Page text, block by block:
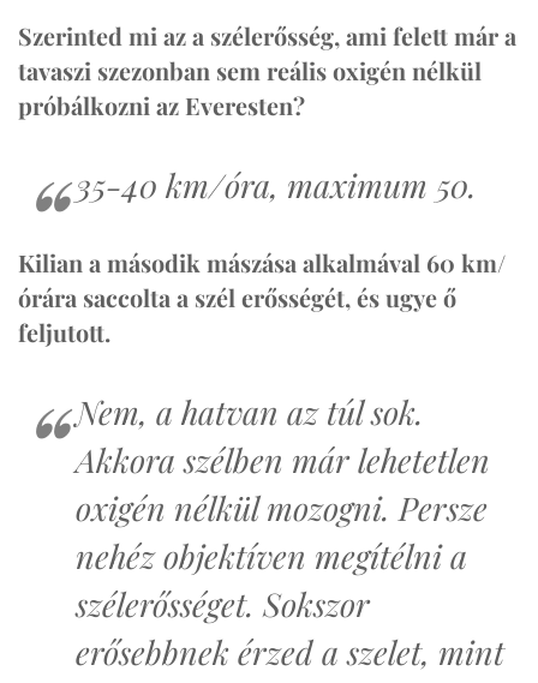
Szerinted mi az a szélerősség, ami felett már a
tavaszi szezonban sem reális oxigén nélkül
próbálkozni az Everesten?
35-40 km/óra, maximum 50.
Kilian a második mászása alkalmával 60 km/
órára saccolta a szél erősségét, és ugye ő
feljutott.
Nem, a hatvan az túl sok.
Akkora szélben már lehetetlen
oxigén nélkül mozogni. Persze
nehéz objektíven megítélni a
szélerősséget. Sokszor
erősebbnek érzed a szelet, mint